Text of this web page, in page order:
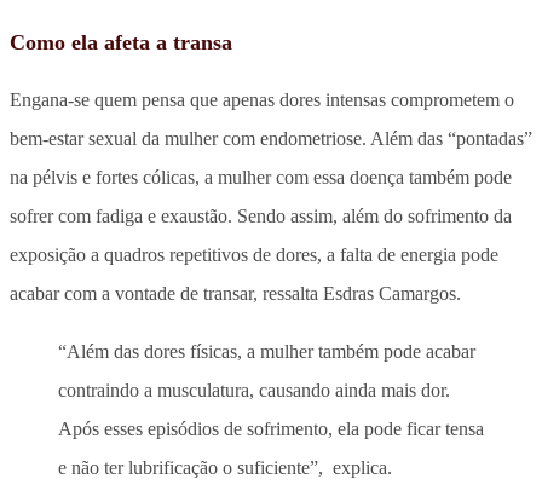
Como ela afeta a transa
Engana-se quem pensa que apenas dores intensas comprometem o
bem-estar sexual da mulher com endometriose. Além das “pontadas”
na pélvis e fortes cólicas, a mulher com essa doença também pode
sofrer com fadiga e exaustão. Sendo assim, além do sofrimento da
exposição a quadros repetitivos de dores, a falta de energia pode
acabar com a vontade de transar, ressalta Esdras Camargos.
“Além das dores físicas, a mulher também pode acabar
contraindo a musculatura, causando ainda mais dor.
Após esses episódios de sofrimento, ela pode ficar tensa
e não ter lubrificação o suficiente”, explica.